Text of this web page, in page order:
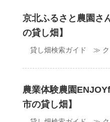
京北ふるさと農園さ
の貸し畑】
貸し畑検索ガイド ≫ ク
農業体験農園
市の貸し畑】